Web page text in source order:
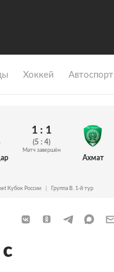
Хоккей Автоспорт
1 : 1
(5 : 4)
Матч завершён
Ахмат
Кубок России Группа B. 1-й тур